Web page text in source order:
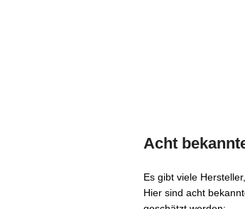
Acht
Es gibt viele
Hier sind acht